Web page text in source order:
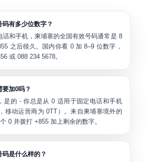
有多少位数字？
话和手机，柬埔寨的全国有效号码通常是 8
之后很久。国内你看 0加8–9 位数字 ，
或 088 234 5678。
加0吗？
是的 - 你总是从0 适用于固定电话和手机
移动运营商为 0TT）。来自柬埔寨境外的
0 并拨打+855 加上剩余的数字。
是什么样的？